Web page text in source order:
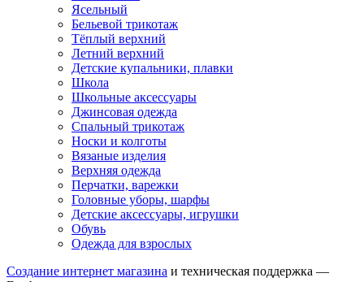
Ясельный
Бельевой трикотаж
Тёплый верхний
Летний верхний
Детские купальники, плавки
Школа
Школьные аксессуары
Джинсовая одежда
Спальный трикотаж
Носки и колготы
Вязаные изделия
Верхняя одежда
Перчатки, варежки
Головные уборы, шарфы
Детские аксессуары, игрушки
Обувь
Одежда для взрослых
Создание интернет магазина и техническая поддержка —